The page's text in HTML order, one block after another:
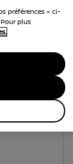
préférences » ci-
plus